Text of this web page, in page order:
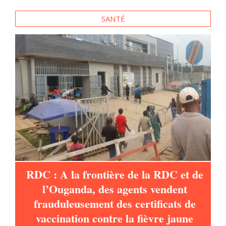
SANTÉ
RDC : A la frontière de la RDC et de
l’Ouganda, des agents vendent
frauduleusement des certificats de
vaccination contre la fièvre jaune